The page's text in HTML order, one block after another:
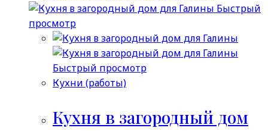
Быстрый
просмотр
Быстрый просмотр
Кухни (работы)
Кухня в загородный дом